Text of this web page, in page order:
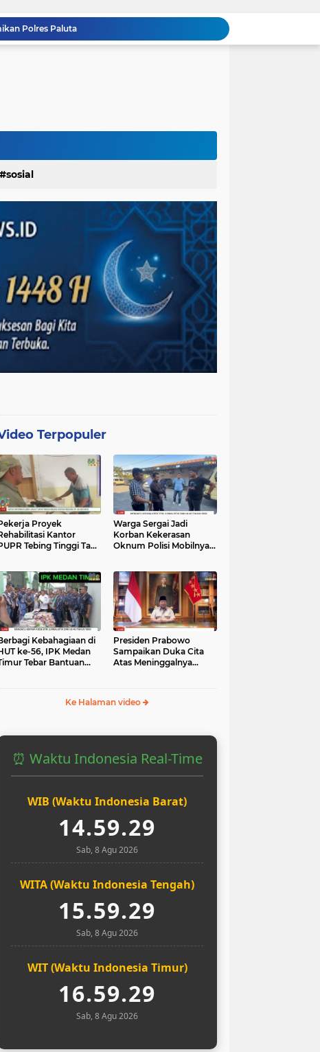
Lahirkan Generasi Bebas Stunting, Walikota Tebingtinggi H. Iman Irdian Saragih, SE Dorong Optimalisasi SP3 Catin
Bupati Karo Serahkan Surat Pernyataan Resmi Penyerahan Aset RSUD Kabanjahe
Polres Paluta
sosial
Terpopuler
Proyek
Kantor
Tebing Tinggi Tak
Warga Sergai Jadi
Korban Kekerasan
Oknum Polisi Mobilnya
Kebahagiaan di
ke-56, IPK Medan
Tebar Bantuan
Presiden Prabowo
Sampaikan Duka Cita
Atas Meninggalnya
Ke Halaman video
⏰ Waktu Indonesia Real-Time
WIB (Waktu Indonesia Barat)
14.59.30
Sab, 8 Agu 2026
WITA (Waktu Indonesia Tengah)
15.59.30
Sab, 8 Agu 2026
WIT (Waktu Indonesia Timur)
16.59.30
Sab, 8 Agu 2026